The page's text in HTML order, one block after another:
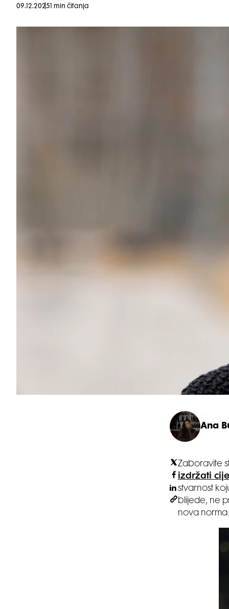
09.12.2025 1 min čitanja
Ana
Zaboravite
izdržati
stvarnost
blijede, ne
nova